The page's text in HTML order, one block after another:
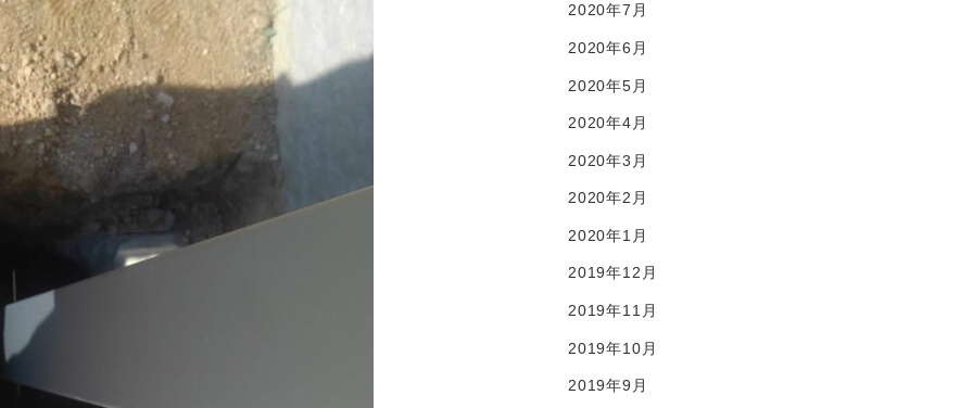
2020年7月
2020年6月
2020年5月
2020年4月
2020年3月
2020年2月
2020年1月
2019年12月
2019年11月
2019年10月
2019年9月